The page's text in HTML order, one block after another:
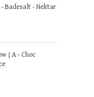
Badesalt - Nektar
| A - Choc